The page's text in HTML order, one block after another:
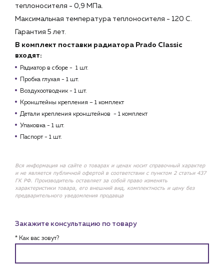
теплоносителя - 0,9 МПа.
Максимальная температура теплоносителя - 120 С.
Гарантия 5 лет.
В комплект поставки радиатора Prado Classic
входят:
Радиатор в сборе - 1 шт.
Пробка глухая - 1 шт.
Воздухоотводчик - 1 шт.
Кронштейны крепления – 1 комплект
Детали крепления кронштейнов - 1 комплект
Упаковка - 1 шт.
Паспорт - 1 шт.
Вся информация на сайте о товарах и ценах носит справочный характер
и не является публичной офертой в соответствии с пунктом 2 статьи 437
ГК РФ. Производитель оставляет за собой право изменять
характеристики товара, его внешний вид, комплектность и цену без
предварительного уведомления продавца
Закажите консультацию по товару
* Как вас зовут?